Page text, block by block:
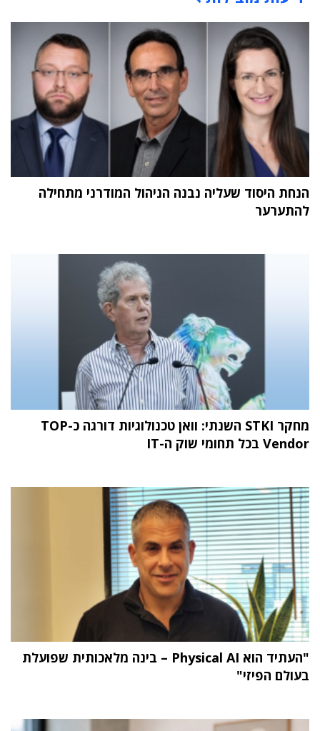
הנחת היסוד שעליה נבנה הניהול המודרני מתחילה
להתערער
מחקר STKI השנתי: וואן טכנולוגיות דורגה כ-TOP
Vendor בכל תחומי שוק ה-IT
"העתיד הוא Physical AI – בינה מלאכותית שפועלת
בעולם הפיזי"